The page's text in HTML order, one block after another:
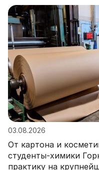
03.08.2026
От картона и
студенты-химики
практику на